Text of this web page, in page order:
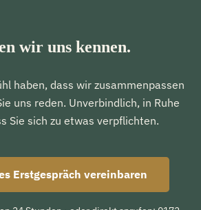
wir uns kennen.
haben, dass wir zusammenpassen
uns reden. Unverbindlich, in Ruhe
Sie sich zu etwas verpflichten.
Erstgespräch vereinbaren